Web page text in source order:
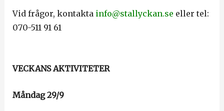
Vid frågor, kontakta info@stallyckan.se eller tel:
070-511 91 61
VECKANS AKTIVITETER
Måndag 29/9